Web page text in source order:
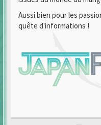
Aussi bien pour les
quête d'informations !